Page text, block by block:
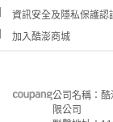
資訊安全及隱私保護認
加入酷澎商城
公司名稱：
限公司